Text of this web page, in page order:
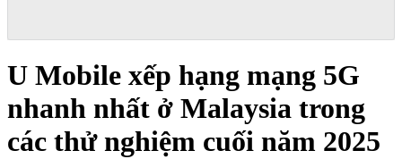
U Mobile xếp hạng mạng 5G
nhanh nhất ở Malaysia trong
các thử nghiệm cuối năm 2025